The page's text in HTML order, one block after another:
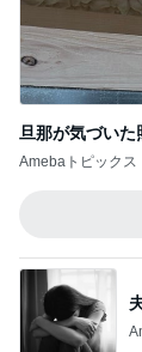
旦那が気づいた
Amebaトピックス